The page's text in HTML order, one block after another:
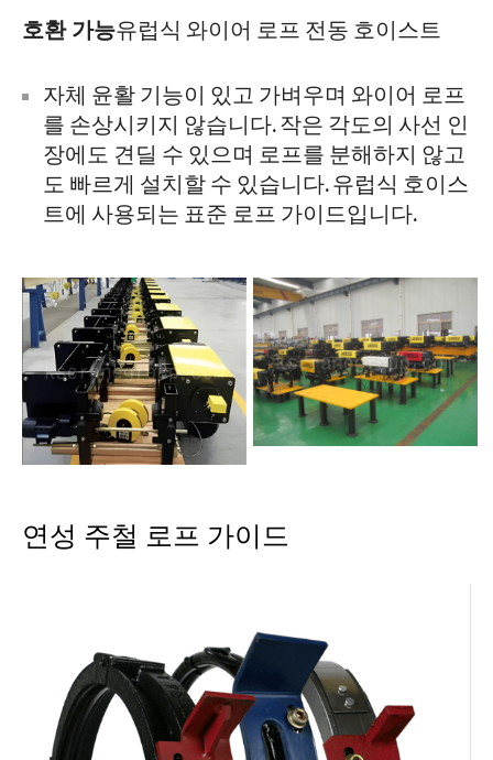
호환 가능유럽식 와이어 로프 전동 호이스트
자체 윤활 기능이 있고 가벼우며 와이어 로프
를 손상시키지 않습니다. 작은 각도의 사선 인
장에도 견딜 수 있으며 로프를 분해하지 않고
도 빠르게 설치할 수 있습니다. 유럽식 호이스
트에 사용되는 표준 로프 가이드입니다.
연성 주철 로프 가이드